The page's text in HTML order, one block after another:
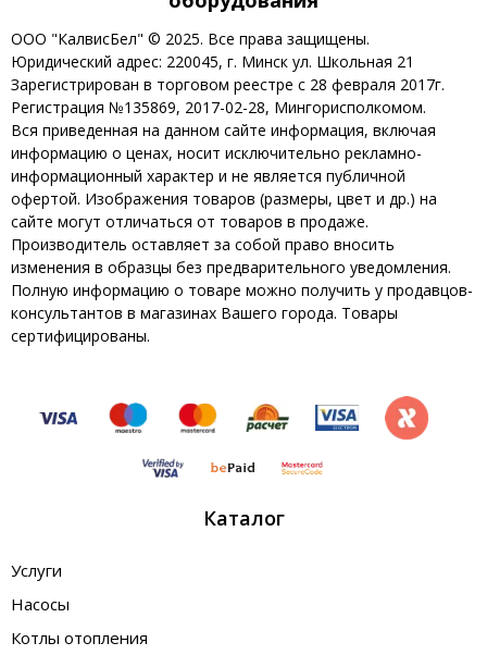
ООО "КалвисБел" © 2025. Все права защищены.
Юридический адрес: 220045, г. Минск ул. Школьная 21
Зарегистрирован в торговом реестре с 28 февраля 2017г.
Регистрация №135869, 2017-02-28, Мингорисполкомом.
Вся приведенная на данном сайте информация, включая
информацию о ценах, носит исключительно рекламно-
информационный характер и не является публичной
офертой. Изображения товаров (размеры, цвет и др.) на
сайте могут отличаться от товаров в продаже.
Производитель оставляет за собой право вносить
изменения в образцы без предварительного уведомления.
Полную информацию о товаре можно получить у продавцов-
консультантов в магазинах Вашего города. Товары
сертифицированы.
Каталог
Услуги
Насосы
Котлы отопления